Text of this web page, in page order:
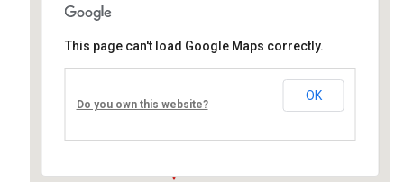
Művelődési ház
Fő út 8 - Nagyréde
This page can't load Google Maps correctly.
Do you own this website?
OK